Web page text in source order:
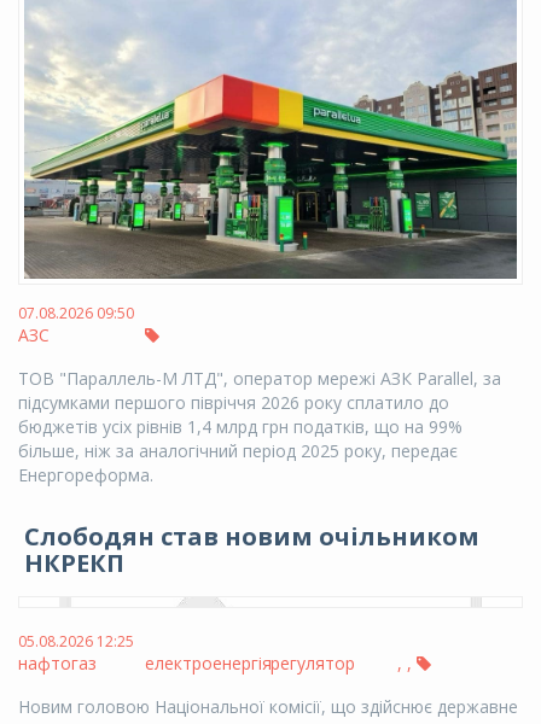
07.08.2026 09:50
АЗС
ТОВ "Параллель-М ЛТД", оператор мережі АЗК Parallel, за
підсумками першого півріччя 2026 року сплатило до
бюджетів усіх рівнів 1,4 млрд грн податків, що на 99%
більше, ніж за аналогічний період 2025 року, передає
Енергореформа.
Слободян став новим очільником
НКРЕКП
05.08.2026 12:25
нафтогаз ,
електроенергія ,
регулятор
Новим головою Національної комісії, що здійснює державне